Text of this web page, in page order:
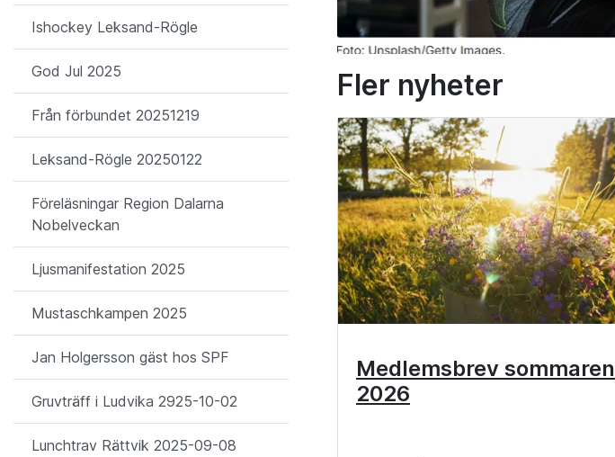
Ishockey Leksand-Rögle
God Jul 2025
Från förbundet 20251219
Leksand-Rögle 20250122
Föreläsningar Region Dalarna
Nobelveckan
Ljusmanifestation 2025
Mustaschkampen 2025
Jan Holgersson gäst hos SPF
Gruvträff i Ludvika 2925-10-02
Lunchtrav Rättvik 2025-09-08
Fler nyheter
Medlemsbrev sommaren
2026